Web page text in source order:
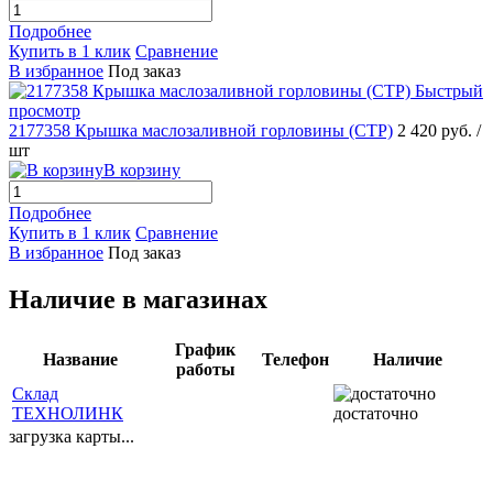
Подробнее
Купить в 1 клик Сравнение
В избранное Под заказ
Быстрый
просмотр
2177358 Крышка маслозаливной горловины (CTP) 2 420 руб. /
шт
В корзину
Подробнее
Купить в 1 клик Сравнение
В избранное Под заказ
Наличие в магазинах
Название
График
работы
Телефон
Наличие
Склад
ТЕХНОЛИНК
достаточно
загрузка карты...